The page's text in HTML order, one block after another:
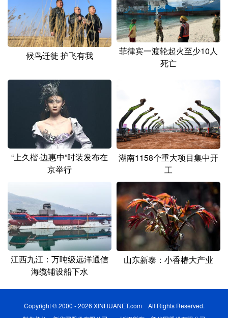
候鸟迁徙 护飞有我
菲律宾一渡轮起火至少10人
死亡
“上久楷·边惠中”时装发布在
京举行
湖南1158个重大项目集中开
工
江西九江：万吨级远洋通信
海缆铺设船下水
山东新泰：小香椿大产业
Copyright © 2000 - 2026 XINHUANET.com All Rights Reserved.